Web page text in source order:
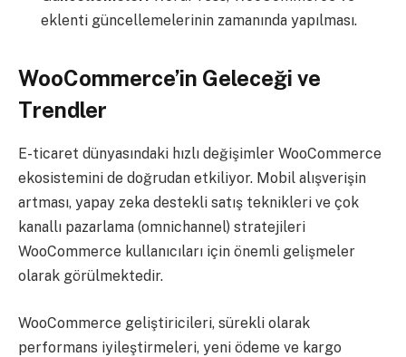
eklenti güncellemelerinin zamanında yapılması.
WooCommerce’in Geleceği ve
Trendler
E-ticaret dünyasındaki hızlı değişimler WooCommerce
ekosistemini de doğrudan etkiliyor. Mobil alışverişin
artması, yapay zeka destekli satış teknikleri ve çok
kanallı pazarlama (omnichannel) stratejileri
WooCommerce kullanıcıları için önemli gelişmeler
olarak görülmektedir.
WooCommerce geliştiricileri, sürekli olarak
performans iyileştirmeleri, yeni ödeme ve kargo